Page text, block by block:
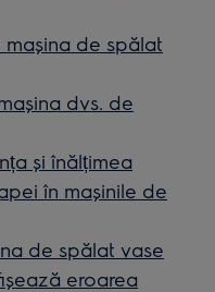
de spălat
dvs. de
și înălțimea
în mașinile de
de spălat vase
eroarea